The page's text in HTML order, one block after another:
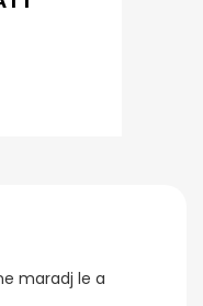
maradj le a